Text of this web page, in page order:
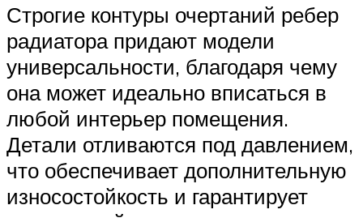
Строгие контуры очертаний ребер
радиатора придают модели
универсальности, благодаря чему
она может идеально вписаться в
любой интерьер помещения.
Детали отливаются под давлением,
что обеспечивает дополнительную
износостойкость и гарантирует